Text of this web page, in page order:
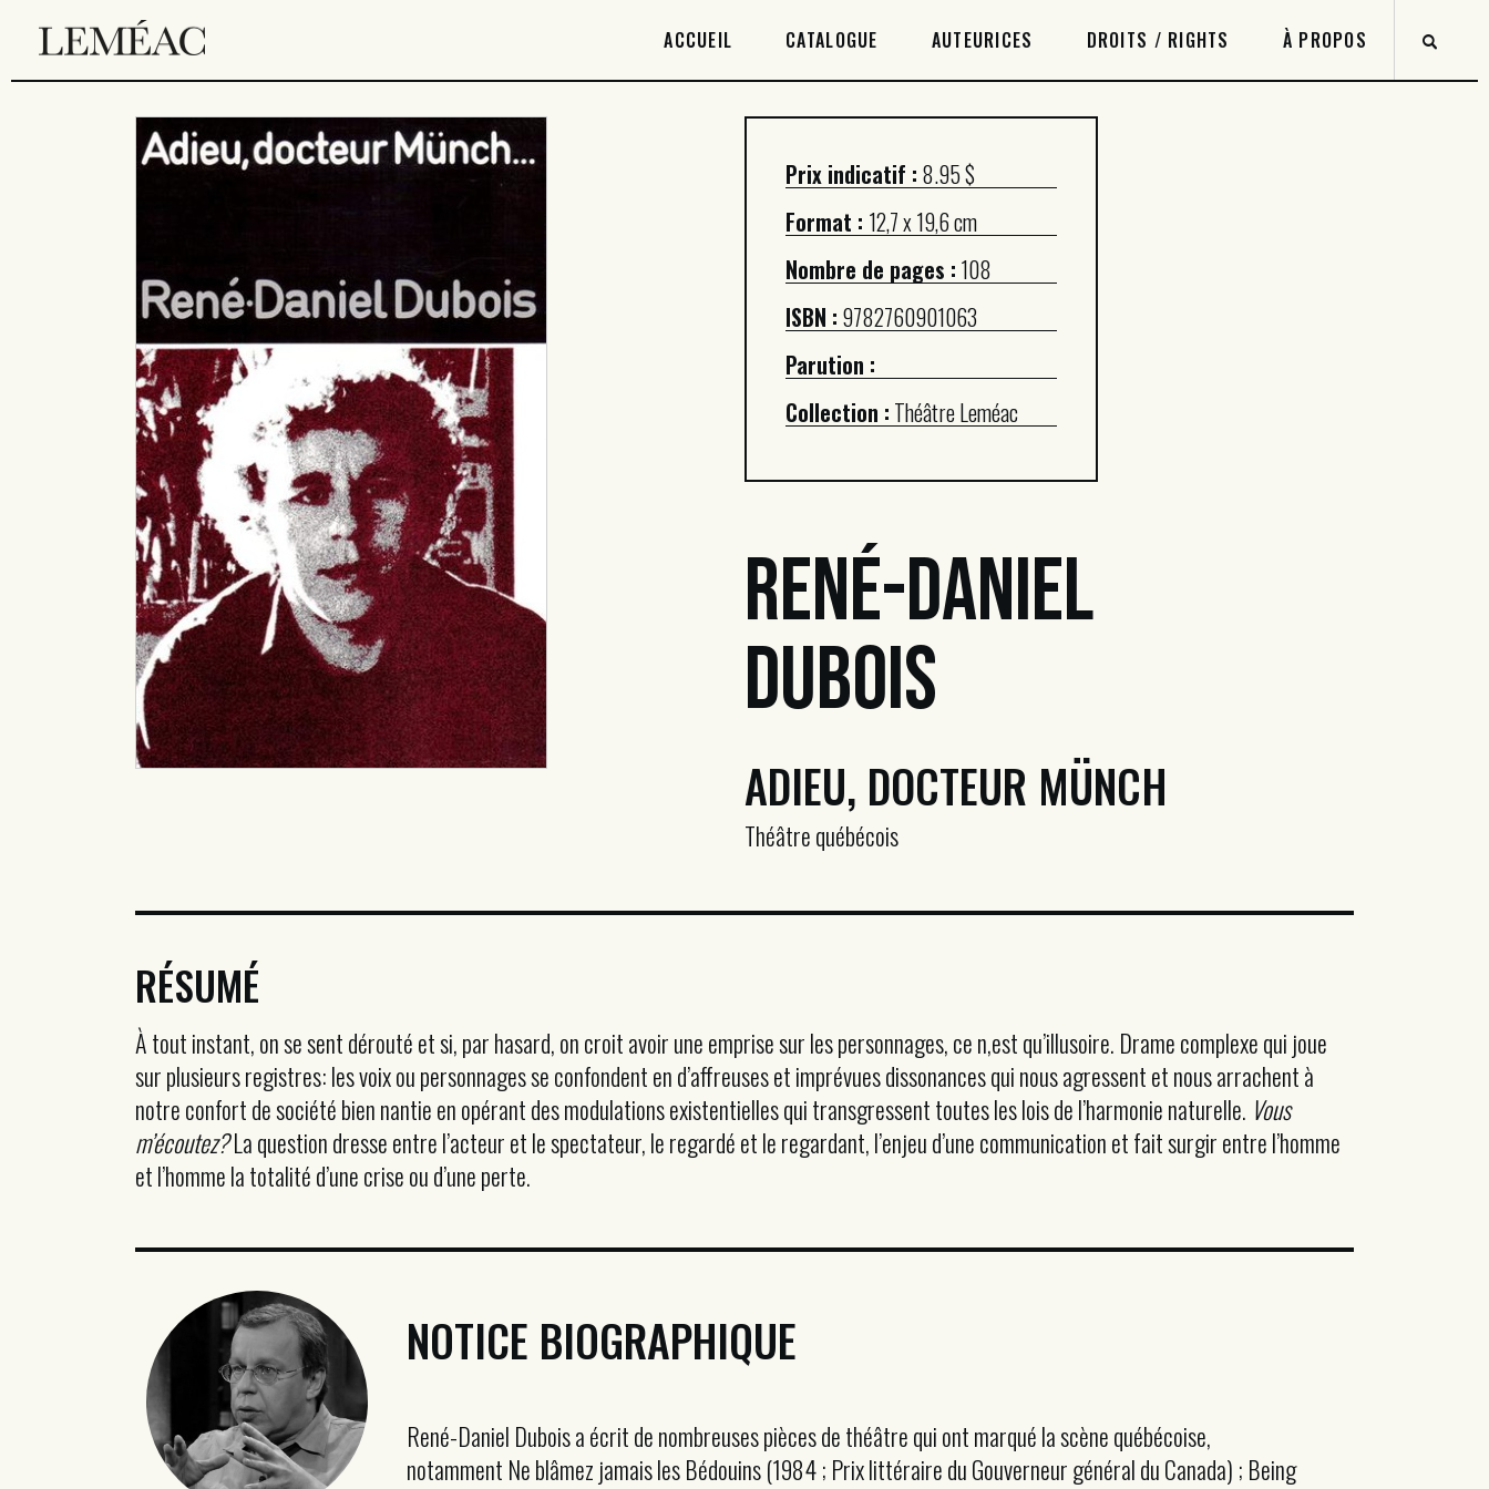
ACCUEIL CATALOGUE AUTEURICES DROITS / RIGHTS À PROPOS
CATALOGUE
AUTEURICES
Prix indicatif : 8.95 $
Format : 12,7 x 19,6 cm
Nombre de pages : 108
ISBN : 9782760901063
Parution :
Collection : Théâtre Leméac
René-Daniel
Dubois
ADIEU, DOCTEUR MÜNCH
Théâtre québécois
RÉSUMÉ
À tout instant, on se sent dérouté et si, par hasard, on croit avoir une emprise sur les personnages, ce n,est qu’illusoire. Drame complexe qui joue
sur plusieurs registres: les voix ou personnages se confondent en d’affreuses et imprévues dissonances qui nous agressent et nous arrachent à
notre confort de société bien nantie en opérant des modulations existentielles qui transgressent toutes les lois de l’harmonie naturelle. Vous
m’écoutez?La question dresse entre l’acteur et le spectateur, le regardé et le regardant, l’enjeu d’une communication et fait surgir entre l’homme
et l’homme la totalité d’une crise ou d’une perte.
NOTICE BIOGRAPHIQUE
René-Daniel Dubois a écrit de nombreuses pièces de théâtre qui ont marqué la scène québécoise,
notamment Ne blâmez jamais les Bédouins (1984 ; Prix littéraire du Gouverneur général du Canada) ; Being